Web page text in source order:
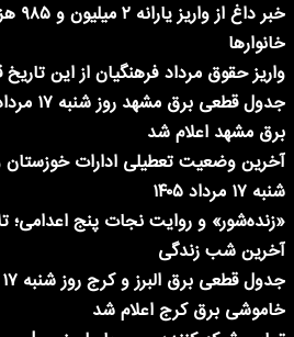
خبر
خانوارها
واریز حقوق مرداد فرهنگیان از این
برق مشهد اعلام شد
آخرین وضعیت تعطیلی ادارات خوزستان
شنبه ۱۷ مرداد ۱۴۰۵
«زنده‌شور» و روایت نجات پنج
آخرین شب زندگی
خاموشی برق کرج اعلام شد